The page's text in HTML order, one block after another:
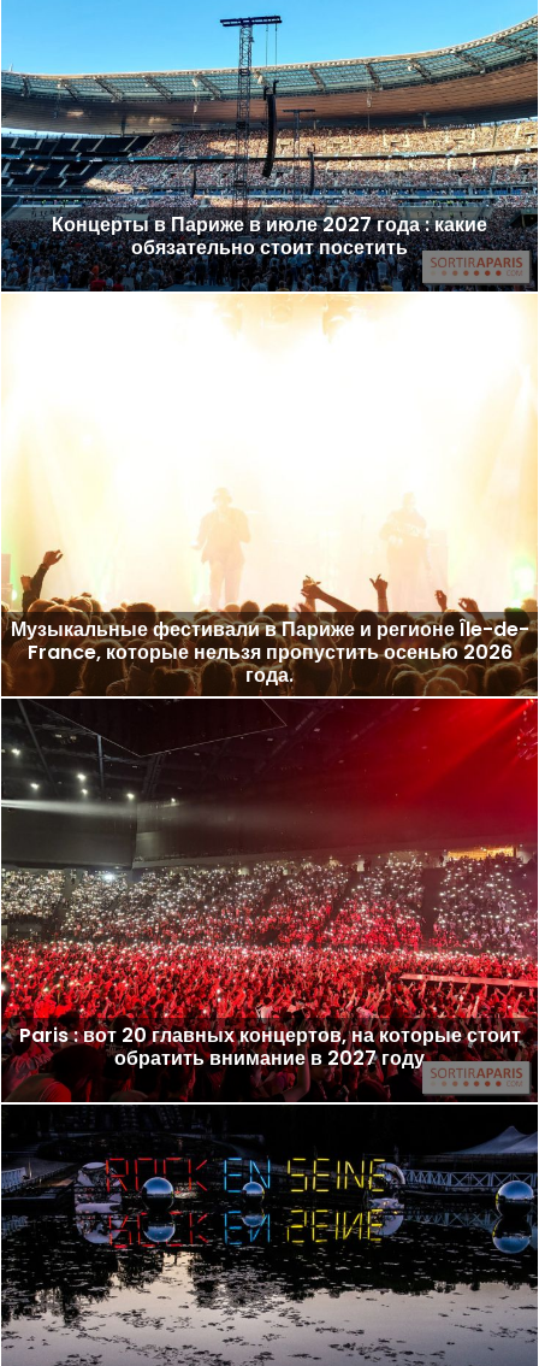
Концерты в Париже в июле 2027 года : какие
обязательно стоит посетить
Музыкальные фестивали в Париже и регионе Île-de-
France, которые нельзя пропустить осенью 2026
года.
Paris : вот 20 главных концертов, на которые стоит
обратить внимание в 2027 году